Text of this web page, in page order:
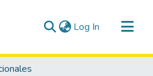
Log In (current)